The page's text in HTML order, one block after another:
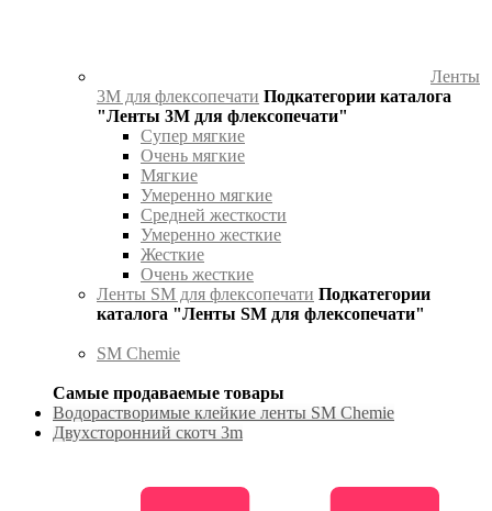
Ленты
3М для флексопечати Подкатегории каталога
"Ленты 3М для флексопечати"
Супер мягкие
Очень мягкие
Мягкие
Умеренно мягкие
Средней жесткости
Умеренно жесткие
Жесткие
Очень жесткие
Ленты SM для флексопечати Подкатегории
каталога "Ленты SM для флексопечати"
SM Chemie
Самые продаваемые товары
Водорастворимые клейкие ленты SM Chemie
Двухсторонний скотч 3m